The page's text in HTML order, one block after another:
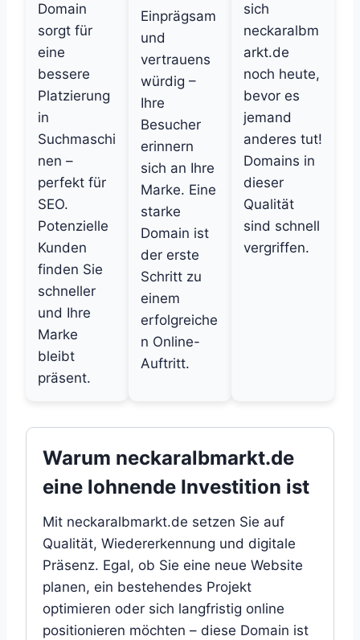
Domain
sorgt für
eine
bessere
Platzierung
in
Suchmaschi
nen –
perfekt für
SEO.
Potenzielle
Kunden
finden Sie
schneller
und Ihre
Marke
bleibt
präsent.
Einprägsam
und
vertrauens
würdig –
Ihre
Besucher
erinnern
sich an Ihre
Marke. Eine
starke
Domain ist
der erste
Schritt zu
einem
erfolgreiche
n Online-
Auftritt.
sich
neckaralbm
arkt.de
noch heute,
bevor es
jemand
anderes tut!
Domains in
dieser
Qualität
sind schnell
vergriffen.
Warum neckaralbmarkt.de
eine lohnende Investition ist
Mit neckaralbmarkt.de setzen Sie auf
Qualität, Wiedererkennung und digitale
Präsenz. Egal, ob Sie eine neue Website
planen, ein bestehendes Projekt
optimieren oder sich langfristig online
positionieren möchten – diese Domain ist